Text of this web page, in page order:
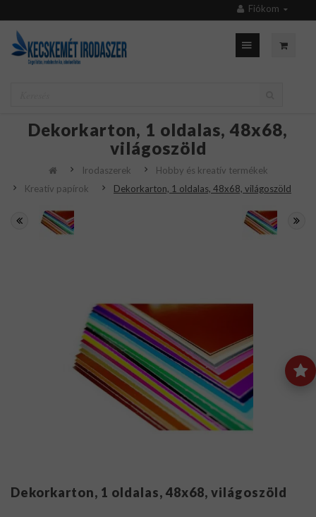
Fiókom
Dekorkarton, 1 oldalas, 48x68,
világoszöld
Irodaszerek
Hobby és kreatív termékek
Kreatív papírok
Dekorkarton, 1 oldalas, 48x68, világoszöld
Dekorkarton, 1 oldalas, 48x68, világoszöld